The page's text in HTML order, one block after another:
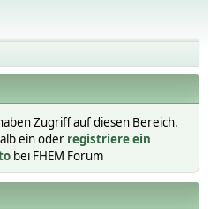
Zugriff auf diesen Bereich.
ein oder registriere ein
bei FHEM Forum